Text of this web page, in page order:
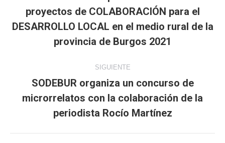
Publicación
anterior:
proyectos de COLABORACIÓN para el
DESARROLLO LOCAL en el medio rural de la
provincia de Burgos 2021
SIGUIENTE
Publicación
siguiente:
SODEBUR organiza un concurso de
microrrelatos con la colaboración de la
periodista Rocío Martínez